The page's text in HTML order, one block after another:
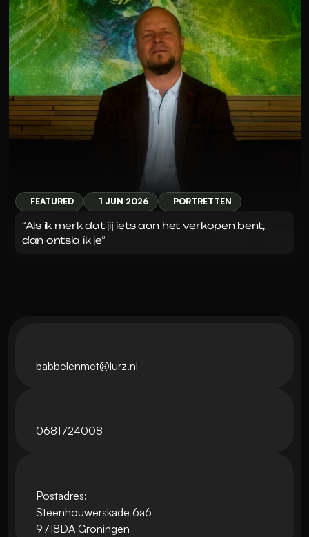
FEATURED 1 JUN 2026 PORTRETTEN
“Als ik merk dat jij iets aan het verkopen bent,
dan ontsla ik je”
babbelenmet@lurz.nl
0681724008
Postadres:
Steenhouwerskade 6a6
9718DA Groningen